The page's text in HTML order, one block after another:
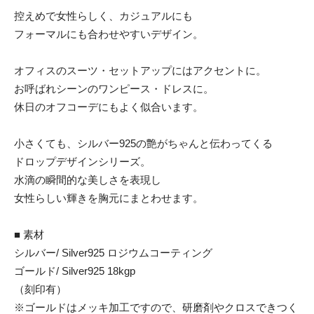
控えめで女性らしく、カジュアルにも
フォーマルにも合わせやすいデザイン。
オフィスのスーツ・セットアップにはアクセントに。
お呼ばれシーンのワンピース・ドレスに。
休日のオフコーデにもよく似合います。
小さくても、シルバー925の艶がちゃんと伝わってくる
ドロップデザインシリーズ。
水滴の瞬間的な美しさを表現し
女性らしい輝きを胸元にまとわせます。
■ 素材
シルバー/ Silver925 ロジウムコーティング
ゴールド/ Silver925 18kgp
（刻印有）
※ゴールドはメッキ加工ですので、研磨剤やクロスできつく